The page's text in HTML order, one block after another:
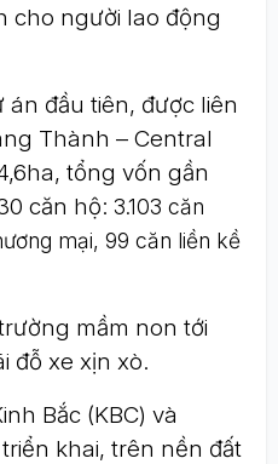
cho người lao động
đầu tiên, được liên
Thành – Central
tổng vốn gần
căn hộ: 3.103 căn
mại, 99 căn liền kề
mầm non tới
đỗ xe xịn xò.
Bắc (KBC) và
khai, trên nền đất